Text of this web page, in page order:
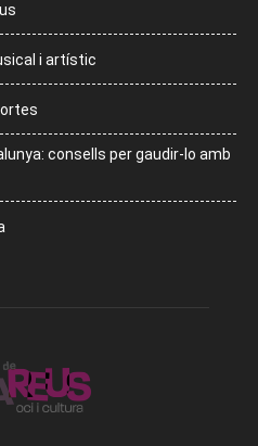
i artístic
consells per gaudir-lo amb